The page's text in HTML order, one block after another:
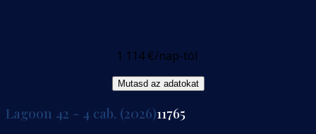
1 114 €/nap-tól
Mutasd az adatokat
Lagoon 42 - 4 cab. (2026)11765